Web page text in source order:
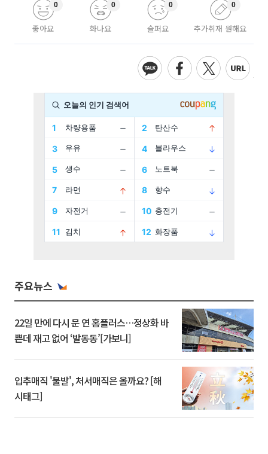
좋아요
0
화나요
0
슬퍼요
0
추가취재 원해요
0
주요뉴스
22일 만에 다시 문 연 홈플러스…정상화 바
쁜데 재고 없어 ‘발동동’[가보니]
입추매직 '불발', 처서매직은 올까요? [해
시태그]